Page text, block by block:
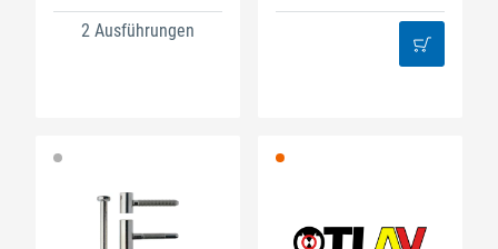
2 Ausführungen